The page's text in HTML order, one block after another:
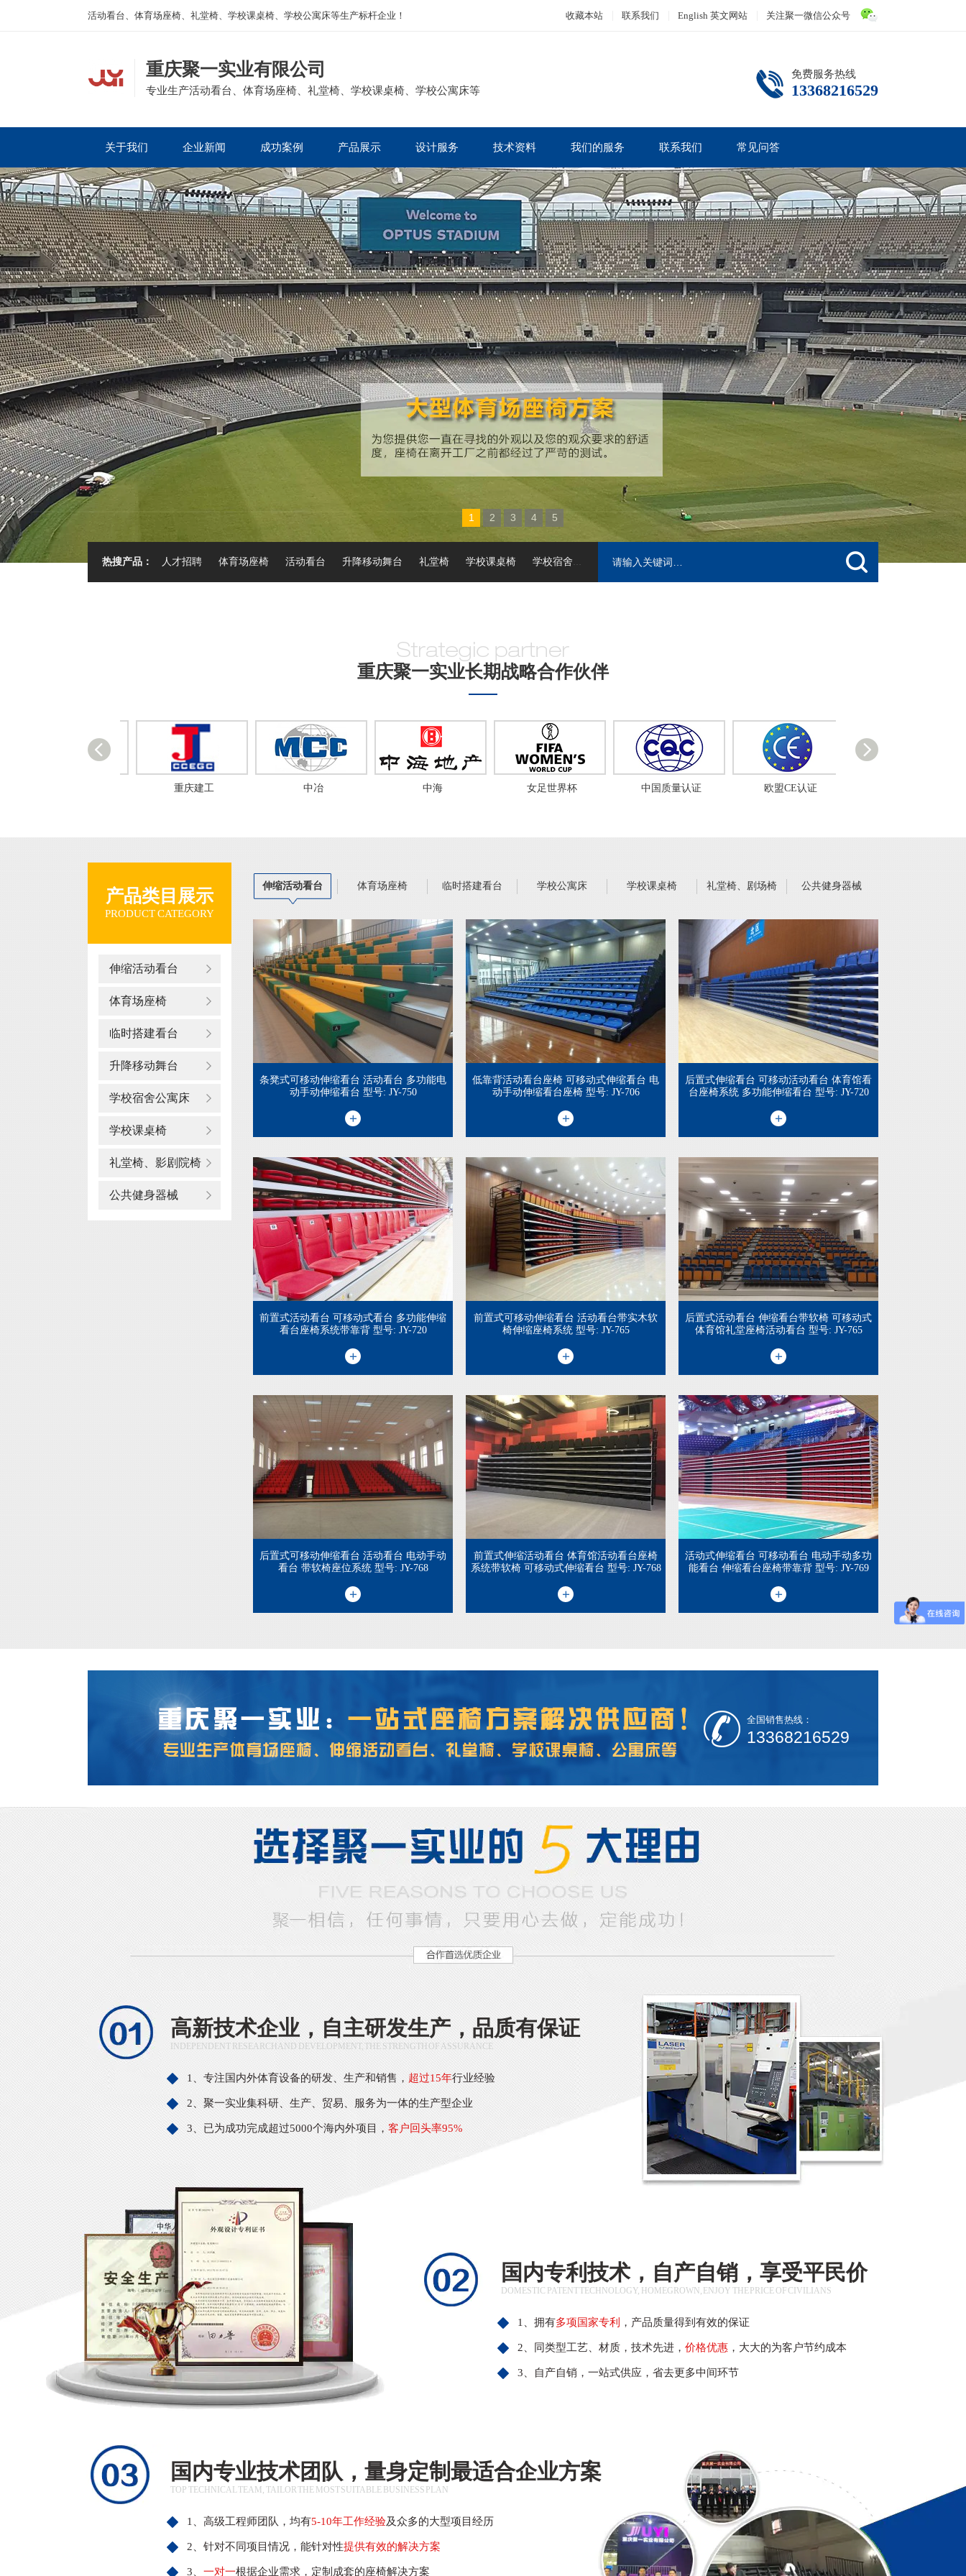
活动看台、体育场座椅、礼堂椅、学校课桌椅、学校公寓床等生产标杆企业！ 收藏本站 联系我们 English 英文网站 关注聚一微信公众号
重庆聚一实业有限公司
专业生产活动看台、体育场座椅、礼堂椅、学校课桌椅、学校公寓床等
免费服务热线
13368216529
关于我们 企业新闻 成功案例 产品展示 设计服务 技术资料 我们的服务 联系我们 常见问答
1 2 3 4 5
热搜产品： 人才招聘 体育场座椅 活动看台 升降移动舞台 礼堂椅 学校课桌椅 学校宿舍公寓床
重庆聚一实业长期战略合作伙伴
重庆建工 中冶 中海 女足世界杯 中国质量认证 欧盟CE认证
产品类目展示
PRODUCT CATEGORY
伸缩活动看台
体育场座椅
临时搭建看台
升降移动舞台
学校宿舍公寓床
学校课桌椅
礼堂椅、影剧院椅
公共健身器械
伸缩活动看台 体育场座椅 临时搭建看台 学校公寓床 学校课桌椅 礼堂椅、剧场椅 公共健身器械
条凳式可移动伸缩看台 活动看台 多功能电
动手动伸缩看台 型号: JY-750
低靠背活动看台座椅 可移动式伸缩看台 电
动手动伸缩看台座椅 型号: JY-706
后置式伸缩看台 可移动活动看台 体育馆看
台座椅系统 多功能伸缩看台 型号: JY-720
前置式活动看台 可移动式看台 多功能伸缩
看台座椅系统带靠背 型号: JY-720
前置式可移动伸缩看台 活动看台带实木软
椅伸缩座椅系统 型号: JY-765
后置式活动看台 伸缩看台带软椅 可移动式
体育馆礼堂座椅活动看台 型号: JY-765
后置式可移动伸缩看台 活动看台 电动手动
看台 带软椅座位系统 型号: JY-768
前置式伸缩活动看台 体育馆活动看台座椅
系统带软椅 可移动式伸缩看台 型号: JY-768
活动式伸缩看台 可移动看台 电动手动多功
能看台 伸缩看台座椅带靠背 型号: JY-769
全国销售热线：
13368216529
高新技术企业，自主研发生产，品质有保证
INDEPENDENT RESEARCH AND DEVELOPMENT, THE STRENGTH OF ASSURANCE
1、专注国内外体育设备的研发、生产和销售，超过15年行业经验
2、聚一实业集科研、生产、贸易、服务为一体的生产型企业
3、已为成功完成超过5000个海内外项目，客户回头率95%
国内专利技术，自产自销，享受平民价
DOMESTIC PATENT TECHNOLOGY, HOMEGROWN, ENJOY THE PRICE OF CIVILIANS
1、拥有多项国家专利 ，产品质量得到有效的保证
2、同类型工艺、材质，技术先进， 价格优惠 ，大大的为客户节约成本
3、自产自销，一站式供应，省去更多中间环节
国内专业技术团队，量身定制最适合企业方案
TOP TECHNICAL TEAM, TAILOR THE MOST SUITABLE BUSINESS PLAN
1、高级工程师团队，均有5-10年工作经验及众多的大型项目经历
2、针对不同项目情况，能针对性提供有效的解决方案
3、 一对一根据企业需求，定制成套的座椅解决方案